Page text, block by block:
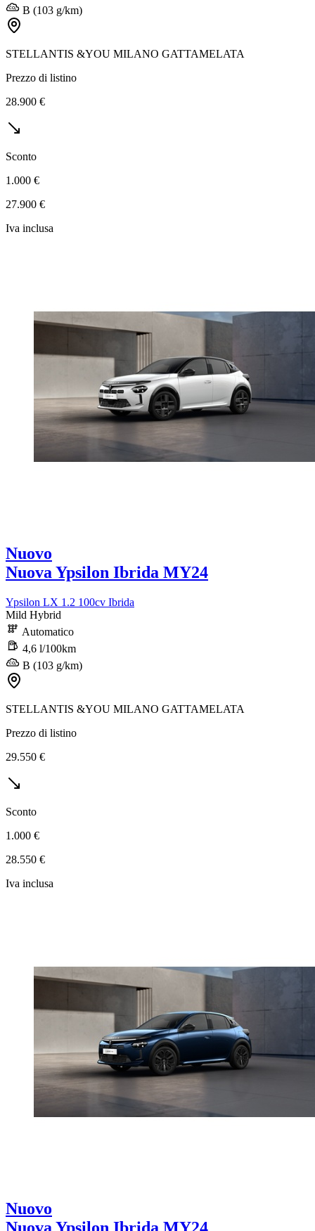
B (103 g/km)
STELLANTIS &YOU MILANO GATTAMELATA
Prezzo di listino
28.900 €
Sconto
1.000 €
27.900 €
Iva inclusa
Nuovo
Nuova Ypsilon Ibrida MY24
Ypsilon LX 1.2 100cv Ibrida
Mild Hybrid
Automatico
4,6 l/100km
B (103 g/km)
STELLANTIS &YOU MILANO GATTAMELATA
Prezzo di listino
29.550 €
Sconto
1.000 €
28.550 €
Iva inclusa
Nuovo
Nuova Ypsilon Ibrida MY24